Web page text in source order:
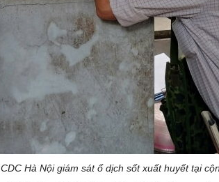
CDC Hà Nội giám sát ổ dịch sốt xuất huyết tại